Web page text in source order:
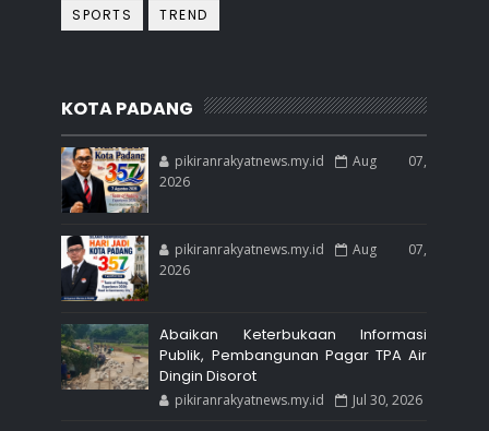
SPORTS
TREND
KOTA PADANG
pikiranrakyatnews.my.id
Aug 07,
2026
pikiranrakyatnews.my.id
Aug 07,
2026
Abaikan Keterbukaan Informasi
Publik, Pembangunan Pagar TPA Air
Dingin Disorot
pikiranrakyatnews.my.id Jul 30, 2026